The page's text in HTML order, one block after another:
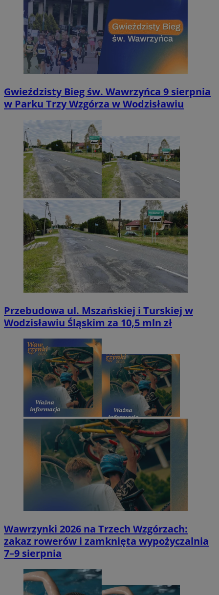
Gwieździsty Bieg św. Wawrzyńca 9 sierpnia
w Parku Trzy Wzgórza w Wodzisławiu
Przebudowa ul. Mszańskiej i Turskiej w
Wodzisławiu Śląskim za 10,5 mln zł
Wawrzynki 2026 na Trzech Wzgórzach:
zakaz rowerów i zamknięta wypożyczalnia
7–9 sierpnia